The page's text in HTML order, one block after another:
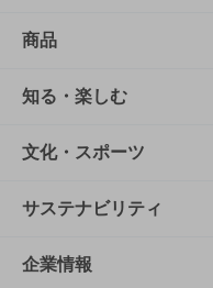
商品
商品TOP
商品一覧
商品発売情報
栄養成分一覧
知る・楽しむ
知る・楽しむTOP
キャンペーン
工場見学
文化・スポーツ
文化・スポーツTOP
サントリーホール
サステナビリティ
サステナビリティTOP
企業情報